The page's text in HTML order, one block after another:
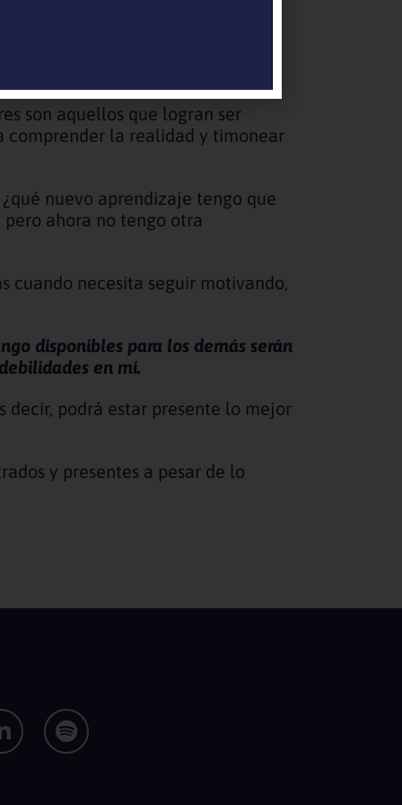
lo hacen desde una estructura
son aquellos que logran ser
comprender la realidad y timonear
nuevo aprendizaje tengo que
ahora no tengo otra
cuando necesita seguir motivando,
disponibles para los demás serán
en mí.
decir, podrá estar presente lo mejor
y presentes a pesar de lo